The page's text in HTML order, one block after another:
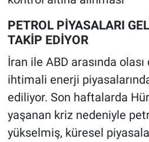
PETROL PİYASALARI
TAKİP EDİYOR
İran ile ABD arasında
ihtimali enerji
ediliyor. Son haftalarda
yaşanan kriz nedeniyle
yükselmiş, küresel